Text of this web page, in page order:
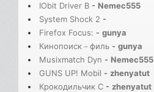
IObit Driver B - Nemec555
System Shock 2 -
Firefox Focus: - gunya
Кинопоиск－филь - gunya
Musixmatch Dyn - Nemec555
GUNS UP! Mobil - zhenyatut
Крокодильчик С - zhenyatut